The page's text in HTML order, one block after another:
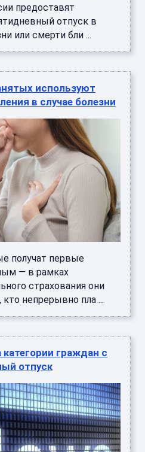
предоставят
отпуск в
или смерти бли ...
используют
в случае болезни
получат первые
— в рамках
страхования они
непрерывно пла ...
граждан с
отпуск